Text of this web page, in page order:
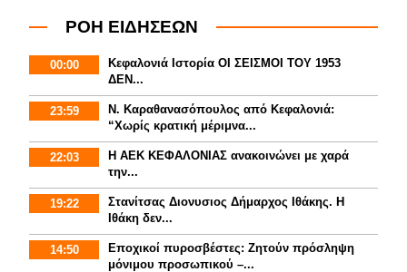
ΡΟΗ ΕΙΔΗΣΕΩΝ
00:00
Κεφαλονιά Ιστορία ΟΙ ΣΕΙΣΜΟΙ ΤΟΥ 1953
ΔΕΝ...
23:59
Ν. Καραθανασόπουλος από Κεφαλονιά:
“Χωρίς κρατική μέριμνα...
22:03
Η ΑΕΚ ΚΕΦΑΛΟΝΙΑΣ ανακοινώνει με χαρά
την...
19:22
Στανίτσας Διονυσιος Δήμαρχος Ιθάκης. Η
Ιθάκη δεν...
14:50
Εποχικοί πυροσβέστες: Ζητούν πρόσληψη
μόνιμου προσωπικού –...